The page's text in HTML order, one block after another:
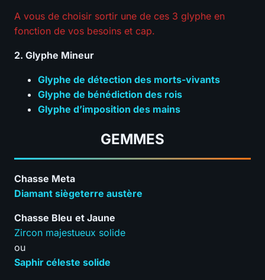
A vous de choisir sortir une de ces 3 glyphe en
fonction de vos besoins et cap.
2. Glyphe Mineur
Glyphe de détection des morts-vivants
Glyphe de bénédiction des rois
Glyphe d’imposition des mains
GEMMES
Chasse Meta
Diamant siègeterre austère
Chasse Bleu et Jaune
Zircon majestueux solide
ou
Saphir céleste solide